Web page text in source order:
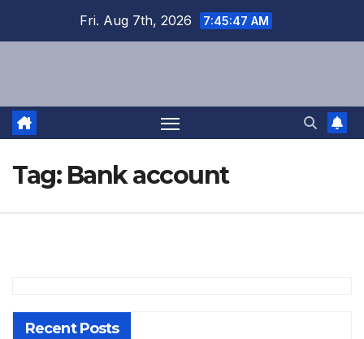
Fri. Aug 7th, 2026 7:45:48 AM
Tag: Bank account
Recent Posts